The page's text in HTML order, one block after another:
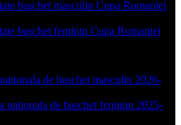
menubaschet masculin Cupa Romaniei
baschet feminin Cupa Romaniei
de baschet masculin 2026-
nationala de baschet feminin 2025-